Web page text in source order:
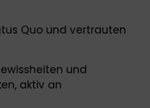
Quo und vertrauten
und
aktiv an